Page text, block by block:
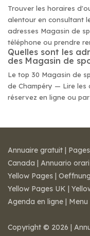
Trouver les horaires
alentour en consultant
adresses Magasin de
téléphone ou prendre
Quelles sont les
des Magasin de
Le top 30 Magasin de
de Champéry — Lire les
réservez en ligne ou
Annuaire gratuit |
Canada | Annuario orari
Yellow Pages |
Yellow Pages UK |
Agenda en ligne |
Copyright © 2026 |